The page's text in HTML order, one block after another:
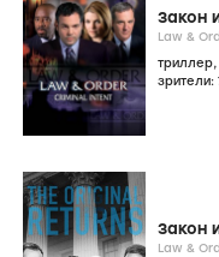
Закон
триллер,
зрители:
Закон